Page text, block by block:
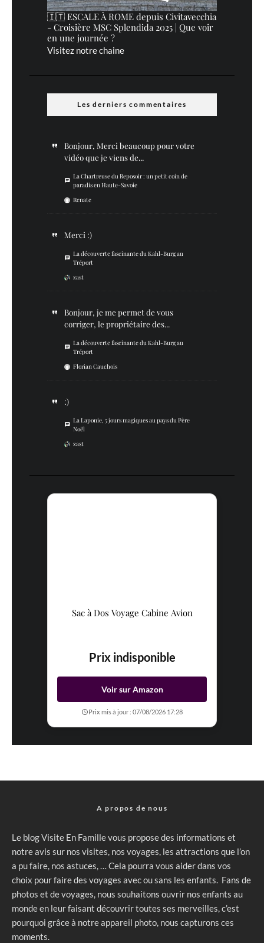
🇮🇹 ESCALE À ROME depuis Civitavecchia
- Croisière MSC Splendida 2025 | Que voir
en une journée ?
Visitez notre chaine
Les derniers commentaires
Bonjour, Merci beaucoup pour votre
vidéo que je viens de...
La Chartreuse du Reposoir : un petit coin de
paradis en Haute-Savoie
Renate
Merci :)
La découverte fascinante du Kahl-Burg au
Tréport
zast
Bonjour, je me permet de vous
corriger, le propriétaire des...
La découverte fascinante du Kahl-Burg au
Tréport
Florian Cauchois
:)
La Laponie, 5 jours magiques au pays du Père
Noël
zast
Sac à Dos Voyage Cabine Avion
Prix indisponible
Voir sur Amazon
Prix mis à jour : 07/08/2026 17:28
A propos de nous
Le blog Visite En Famille vous propose des informations et
notre avis sur nos visites, nos voyages, les attractions que l’on
a pu faire, nos astuces, … Cela pourra vous aider dans vos
choix pour faire des voyages avec ou sans les enfants. Fans de
photos et de voyages, nous souhaitons ouvrir nos enfants au
monde en leur faisant découvrir toutes ses merveilles, c’est
pourquoi grâce à notre appareil photo, nous capturons ces
moments.